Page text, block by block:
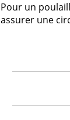
Pour un
assurer une